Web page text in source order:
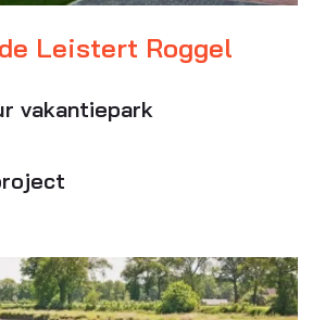
Leistert Roggel
vakantiepark